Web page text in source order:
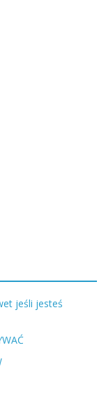
jeśli jesteś